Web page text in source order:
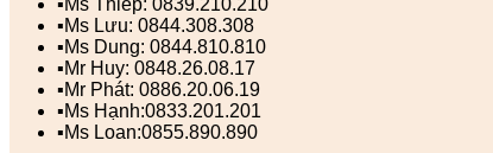
▪️Ms Thiếp: 0839.210.210
▪️Ms Lưu: 0844.308.308
▪️Ms Dung: 0844.810.810
▪️Mr Huy: 0848.26.08.17
▪️Mr Phát: 0886.20.06.19
▪️Ms Hạnh:0833.201.201
▪️Ms Loan:0855.890.890